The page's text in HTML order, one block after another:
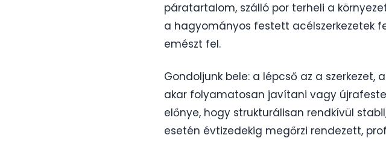
páratartalom, szálló por terheli a
a hagyományos festett acélszerkezetek
emészt fel.
Gondoljunk bele: a lépcső az a
akar folyamatosan javítani vagy
előnye, hogy strukturálisan rendkívül
esetén évtizedekig megőrzi rendezett,